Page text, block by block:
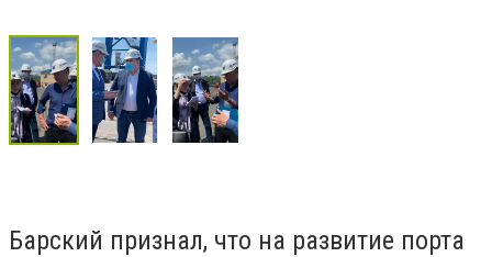
Барский признал, что на развитие порта